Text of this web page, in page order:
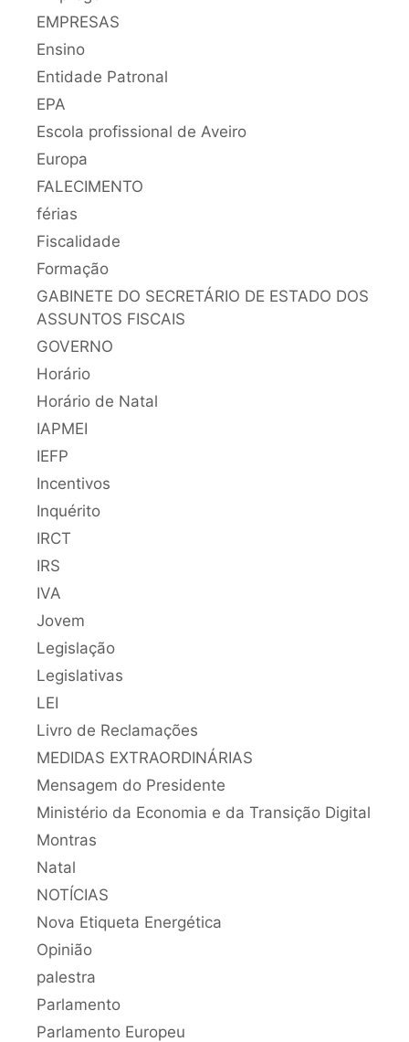
EMPRESAS
Ensino
Entidade Patronal
EPA
Escola profissional de Aveiro
Europa
FALECIMENTO
férias
Fiscalidade
Formação
GABINETE DO SECRETÁRIO DE ESTADO DOS
ASSUNTOS FISCAIS
GOVERNO
Horário
Horário de Natal
IAPMEI
IEFP
Incentivos
Inquérito
IRCT
IRS
IVA
Jovem
Legislação
Legislativas
LEI
Livro de Reclamações
MEDIDAS EXTRAORDINÁRIAS
Mensagem do Presidente
Ministério da Economia e da Transição Digital
Montras
Natal
NOTÍCIAS
Nova Etiqueta Energética
Opinião
palestra
Parlamento
Parlamento Europeu